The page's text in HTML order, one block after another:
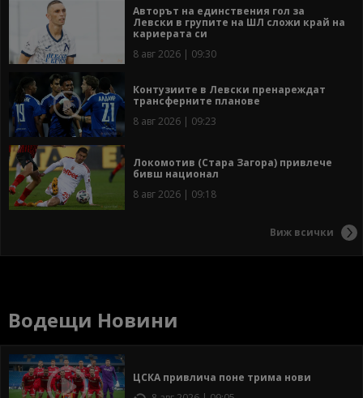
Авторът на единствения гол за
Левски в групите на ШЛ сложи край на
кариерата си
8 авг 2026 | 09:30
Контузиите в Левски пренареждат
трансферните планове
8 авг 2026 | 09:23
Локомотив (Стара Загора) привлече
бивш национал
8 авг 2026 | 09:18
Виж всички
Водещи Новини
ЦСКА привлича поне трима нови